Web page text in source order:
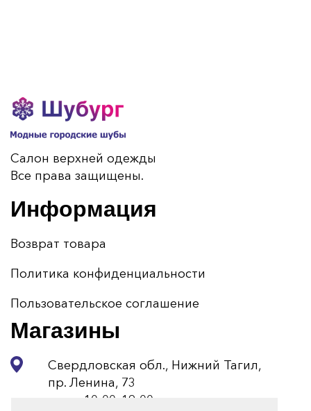
Салон верхней одежды
Все права защищены.
Информация
Возврат товара
Политика конфиденциальности
Пользовательское соглашение
Магазины
Свердловская обл., Нижний Тагил,
пр. Ленина, 73
пн-вс 10:00–19:00